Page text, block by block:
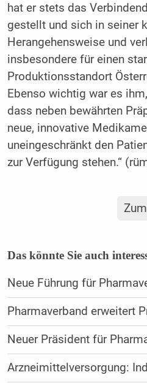
hat er stets das
gestellt und sich in seiner
Herangehensweise und
insbesondere für einen
Produktionsstandort
Ebenso wichtig war es
dass neben bewährten
neue, innovative
uneingeschränkt den
zur Verfügung stehen.“
Das könnte Sie auch
Neue Führung für
Pharmaverband erweitert
Neuer Präsident für
Arzneimittelversorgung: